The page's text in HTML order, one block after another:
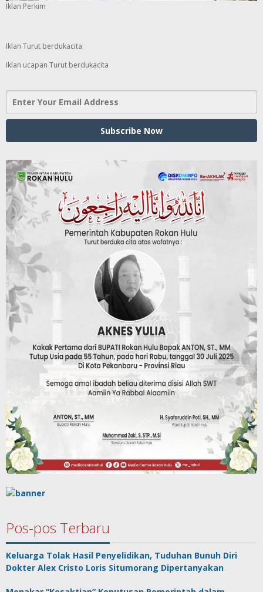
Iklan Perkim
Iklan Turut berdukacita
Iklan ucapan Turut berdukacita
Pos-pos Terbaru
Keluarga Tolak Hasil Penyelidikan, Tuduhan Bunuh Diri
Dokter Alex Cristo Loris Situmorang Dipertanyakan